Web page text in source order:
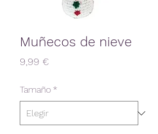
Muñecos de nieve
9,99 €
Tamaño *